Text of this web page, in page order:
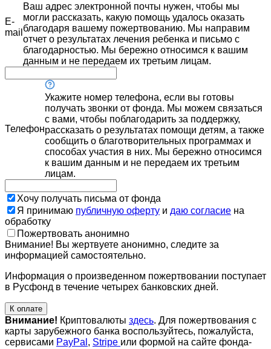
E-
mail
Ваш адрес электронной почты нужен, чтобы мы
могли рассказать, какую помощь удалось оказать
благодаря вашему пожертвованию. Мы направим
отчет о результатах лечения ребенка и письмо с
благодарностью. Мы бережно относимся к вашим
данным и не передаем их третьим лицам.
Телефон
Укажите номер телефона, если вы готовы
получать звонки от фонда. Мы можем связаться
с вами, чтобы поблагодарить за поддержку,
рассказать о результатах помощи детям, а также
сообщить о благотворительных программах и
способах участия в них. Мы бережно относимся
к вашим данным и не передаем их третьим
лицам.
Хочу получать письма от фонда
Я принимаю публичную оферту и даю согласие на
обработку
Пожертвовать анонимно
Внимание! Вы жертвуете анонимно, следите за
информацией самостоятельно.
Информация о произведенном пожертвовании поступает
в Русфонд в течение четырех банковских дней.
К оплате
Внимание! Криптовалюты здесь. Для пожертвования с
карты зарубежного банка воспользуйтесь, пожалуйста,
сервисами PayPal , Stripe или формой на сайте фонда-